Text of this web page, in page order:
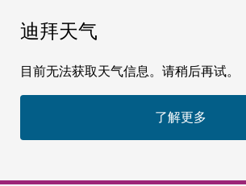
迪拜天气
目前无法获取天气信息。请稍后再试。
了解更多